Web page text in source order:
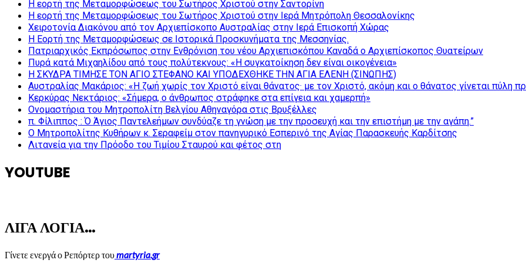
Η εορτή της Μεταμορφώσεως του Σωτήρος Χριστού στην Σαντορίνη
Η εορτή της Μεταμορφώσεως του Σωτήρος Χριστού στην Ιερά Μητρόπολη Θεσσαλονίκης
Χειροτονία Διακόνου από τον Αρχιεπίσκοπο Αυστραλίας στην Ιερά Επισκοπή Χώρας
Η Εορτή της Μεταμορφώσεως σε Ιστορικά Προσκυνήματα της Μεσσηνίας.
Πατριαρχικός Εκπρόσωπος στην Ενθρόνιση του νέου Αρχιεπισκόπου Καναδά ο Αρχιεπίσκοπος Θυατείρων
Πυρά κατά Μιχαηλίδου από τους πολύτεκνους: «Η συγκατοίκηση δεν είναι οικογένεια»
Η ΣΚΥΔΡΑ ΤΙΜΗΣΕ ΤΟΝ ΑΓΙΟ ΣΤΕΦΑΝΟ ΚΑΙ ΥΠΟΔΕΧΘΗΚΕ ΤΗΝ ΑΓΙΑ ΕΛΕΝΗ (ΣΙΝΩΠΗΣ)
Αυστραλίας Μακάριος: «Η ζωή χωρίς τον Χριστό είναι θάνατος· με τον Χριστό, ακόμη και ο θάνατος γίνεται πύλη
Κερκύρας Νεκτάριος: «Σήμερα, ο άνθρωπος στράφηκε στα επίγεια και χαμερπή»
Ονομαστήρια του Μητροπολίτη Βελγίου Αθηναγόρα στις Βρυξέλλες
π. Φίλιππος : Ό Άγιος Παντελεήμων συνδύαζε τη γνώση με την προσευχή και την επιστήμη με την αγάπη.”
Ο Μητροπολίτης Κυθήρων κ. Σεραφείμ στον πανηγυρικό Εσπερινό της Αγίας Παρασκευής Καρδίτσης
Λιτανεία για την Πρόοδο του Τιμίου Σταυρού και φέτος στη
YOUTUBE
ΛΙΓΑ ΛΟΓΙΑ…
Γίνετε ενεργά ο Ρεπόρτερ τουmartyria.gr